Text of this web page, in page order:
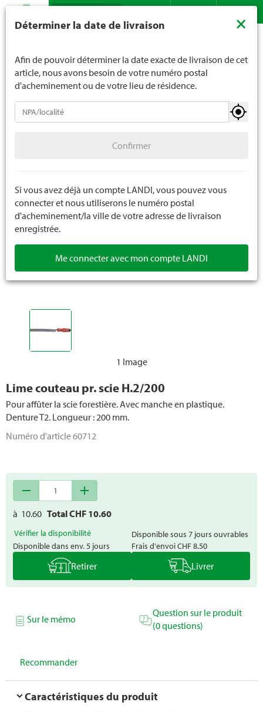
Recherche
1 Image
Lime couteau pr. scie H.2/200
Pour affûter la scie forestière. Avec manche en plastique.
Denture T2. Longueur : 200 mm.
Numéro d'article60712
remove add
à 10.60 Total CHF 10.60
Vérifier la disponibilité
Disponible dans env. 5 jours
Disponible sous 7 jours ouvrables
Frais d'envoiCHF 8.50
Retirer Livrer
Sur le mémo
Question sur le produit
(0 questions)
Recommander
Caractéristiques du produit
Atelier / outils
Outils portables
Equipements d'atelier
Sécurité atelier
Sécurité du travail
Equipements de transport
Déterminer la date de livraison ×
Afin de pouvoir déterminer la date exacte de livraison de cet
article, nous avons besoin de votre numéro postal
d'acheminement ou de votre lieu de résidence.
Confirmer
Si vous avez déjà un compte LANDI, vous pouvez vous
connecter et nous utiliserons le numéro postal
d'acheminement/la ville de votre adresse de livraison
enregistrée.
Me connecter avec mon compte LANDI
moins de 16 ans. La limite d'âge est de 18 ans pour les
nous indiquez votre âge de manière contraignante.